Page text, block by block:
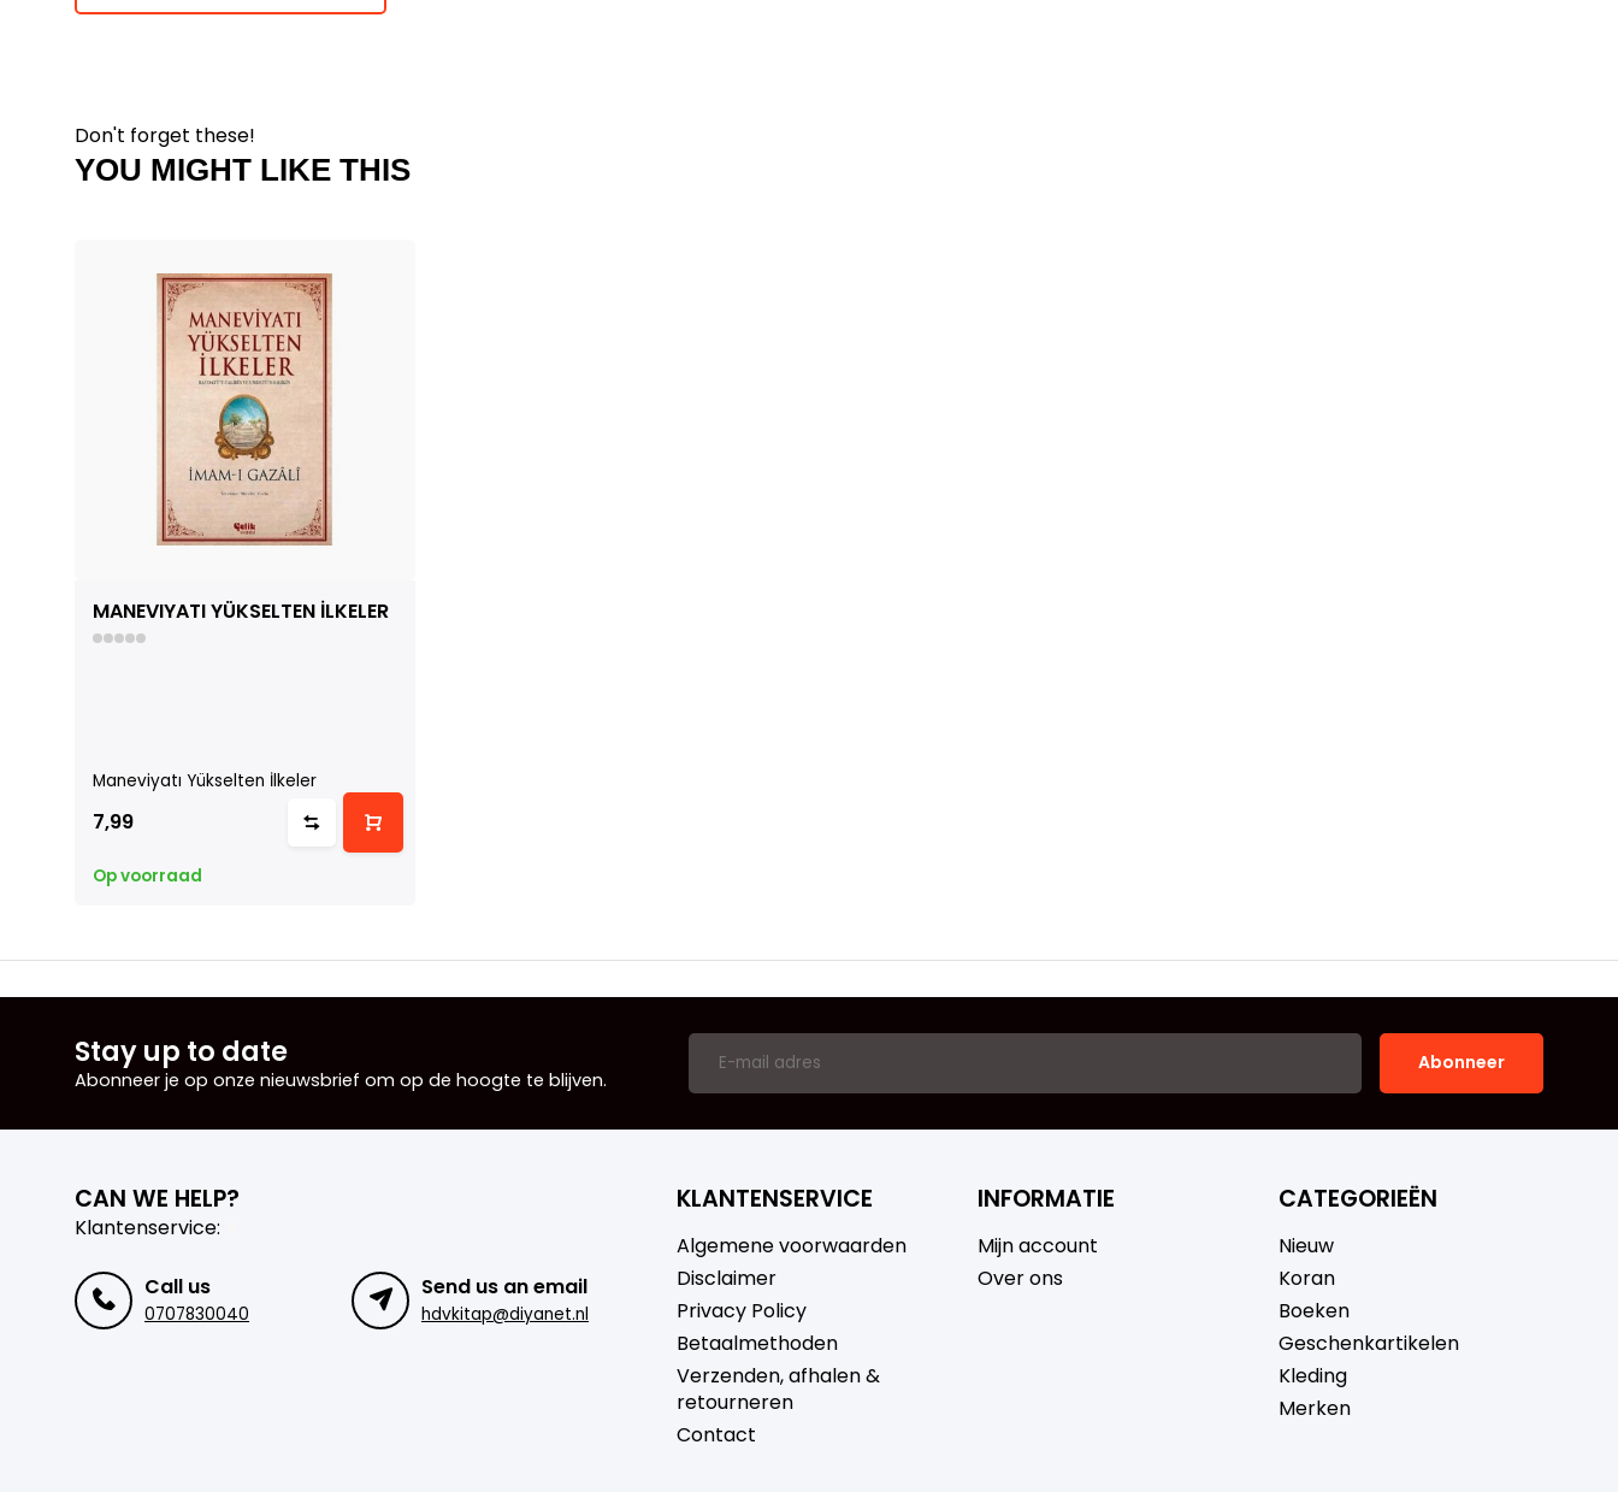
Don't forget these!
YOU MIGHT LIKE THIS
MANEVIYATI YÜKSELTEN İLKELER
Maneviyatı Yükselten İlkeler
7,99
Op voorraad
Stay up to date
Abonneer je op onze nieuwsbrief om op de hoogte te blijven.
Abonneer
CAN WE HELP?
Klantenservice:
Call us
0707830040
Send us an email
hdvkitap@diyanet.nl
KLANTENSERVICE
Algemene voorwaarden
Disclaimer
Privacy Policy
Betaalmethoden
Verzenden, afhalen &
retourneren
Contact
INFORMATIE
Mijn account
Over ons
CATEGORIEËN
Nieuw
Koran
Boeken
Geschenkartikelen
Kleding
Merken